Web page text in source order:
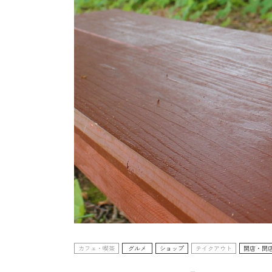
カフェ・喫茶 グルメ ショップ テイクアウト 開店・閉